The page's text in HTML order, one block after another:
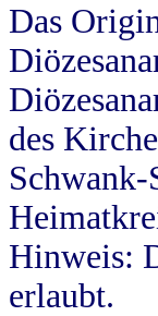
Das
des
Hinweis:
erlaubt.